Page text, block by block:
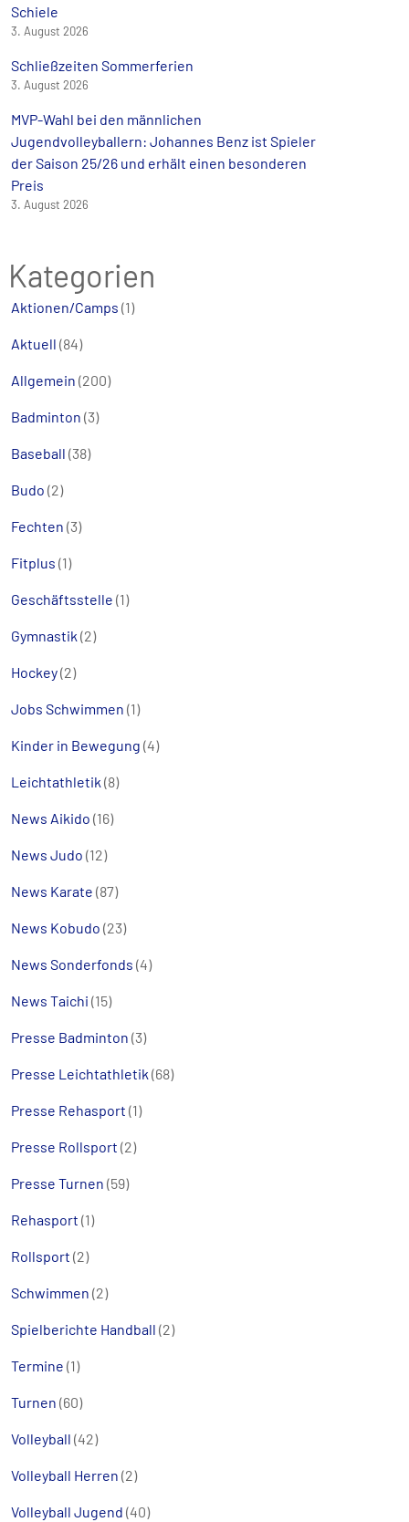
Schiele
3. August 2026
Schließzeiten Sommerferien
3. August 2026
MVP-Wahl bei den männlichen
Jugendvolleyballern: Johannes Benz ist Spieler
der Saison 25/26 und erhält einen besonderen
Preis
3. August 2026
Kategorien
Aktionen/Camps (1)
Aktuell (84)
Allgemein (200)
Badminton (3)
Baseball (38)
Budo (2)
Fechten (3)
Fitplus (1)
Geschäftsstelle (1)
Gymnastik (2)
Hockey(2)
Jobs Schwimmen (1)
Kinder in Bewegung (4)
Leichtathletik (8)
News Aikido (16)
News Judo (12)
News Karate (87)
News Kobudo (23)
News Sonderfonds (4)
News Taichi (15)
Presse Badminton (3)
Presse Leichtathletik (68)
Presse Rehasport (1)
Presse Rollsport (2)
Presse Turnen (59)
Rehasport (1)
Rollsport (2)
Schwimmen (2)
Spielberichte Handball (2)
Termine (1)
Turnen (60)
Volleyball (42)
Volleyball Herren (2)
Volleyball Jugend (40)